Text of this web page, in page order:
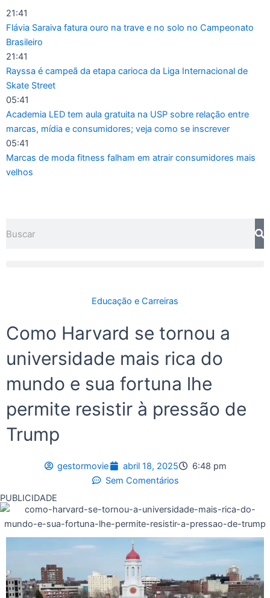
para
21:41
Flávia Saraiva fatura ouro na trave e no solo no Campeonato
Brasileiro
21:41
Rayssa é campeã da etapa carioca da Liga Internacional de
Skate Street
05:41
Academia LED tem aula gratuita na USP sobre relação entre
marcas, mídia e consumidores; veja como se inscrever
05:41
Marcas de moda fitness falham em atrair consumidores mais
velhos
Educação e Carreiras
Como Harvard se tornou a
universidade mais rica do
mundo e sua fortuna lhe
permite resistir à pressão de
Trump
gestormovie abril 18, 2025
6:48 pm
Sem Comentários
PUBLICIDADE